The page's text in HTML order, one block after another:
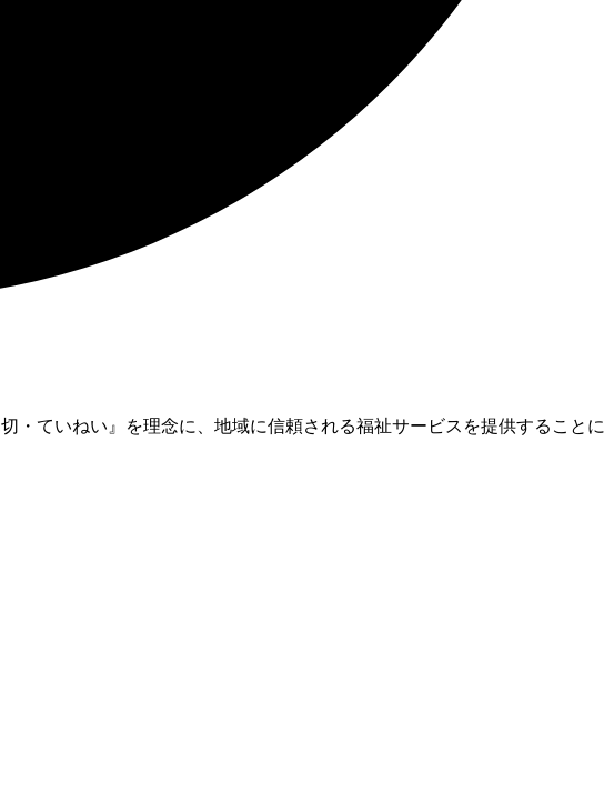
・ていねい』を理念に、地域に信頼される福祉サービスを提供することに